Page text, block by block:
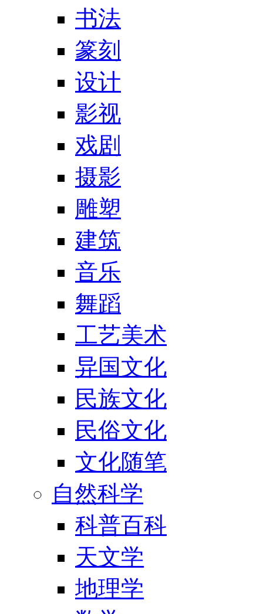
书法
篆刻
设计
影视
戏剧
摄影
雕塑
建筑
音乐
舞蹈
工艺美术
异国文化
民族文化
民俗文化
文化随笔
自然科学
科普百科
天文学
地理学